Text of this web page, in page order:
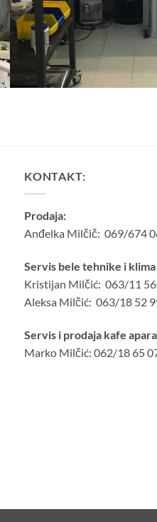
KONTAKT:
Prodaja:
Anđelka Milčič: 069/674
Servis bele tehnike i
Kristijan Milčić: 063/11
Aleksa Milčić: 063/18 52
Servis i prodaja kafe
Marko Milčić: 062/18 65